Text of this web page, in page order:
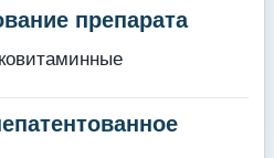
препарата